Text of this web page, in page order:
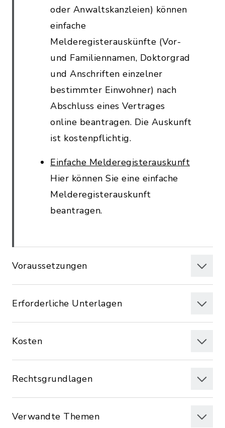
oder Anwaltskanzleien) können
einfache
Melderegisterauskünfte (Vor-
und Familiennamen, Doktorgrad
und Anschriften einzelner
bestimmter Einwohner) nach
Abschluss eines Vertrages
online beantragen. Die Auskunft
ist kostenpflichtig.
Einfache Melderegisterauskunft
Hier können Sie eine einfache
Melderegisterauskunft
beantragen.
Voraussetzungen
Erforderliche Unterlagen
Kosten
Rechtsgrundlagen
Verwandte Themen